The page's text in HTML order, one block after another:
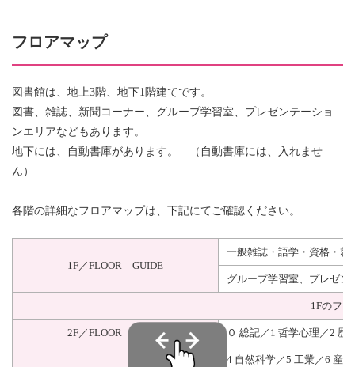
フロアマップ
図書館は、地上3階、地下1階建てです。
図書、雑誌、新聞コーナー、グループ学習室、プレゼンテーショ
ンエリアなどもあります。
地下には、自動書庫があります。 （自動書庫には、入れませ
ん）
各階の詳細なフロアマップは、下記にてご確認ください。
1F／FLOOR GUIDE
一般雑誌・語学・資格・就
グループ学習室、プレゼン
1Fのフ
2F／FLOOR GUIDE ０ 総記／1 哲学心理／2 歴
4 自然科学／5 工業／6 産業